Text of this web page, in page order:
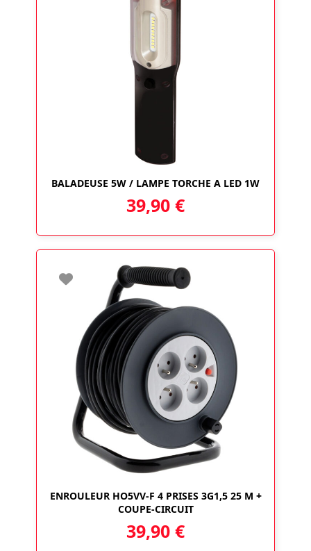
BALADEUSE 5W / LAMPE TORCHE A LED 1W
39,90 €
ENROULEUR HO5VV-F 4 PRISES 3G1,5 25 M +
COUPE-CIRCUIT
39,90 €